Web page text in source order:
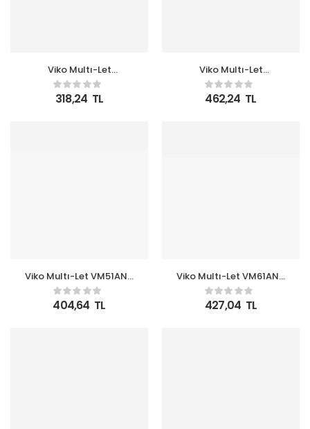
Viko Multı-Let
Vm22ANH 2li 2mt
Anahtarlı Kablolu
(90117202)
318,24 TL
Viko Multı-Let
Vm25ANH 2li 5mt
Anahtarlı Kablolu
(90117205)
462,24 TL
Viko Multı-Let VM51ANH
5li 1mt Anahtarlı
Kablolu (90117501)
404,64 TL
Viko Multı-Let VM61ANH
6lı 1mt Anahtarlı
Kablolu (90117601)
427,04 TL